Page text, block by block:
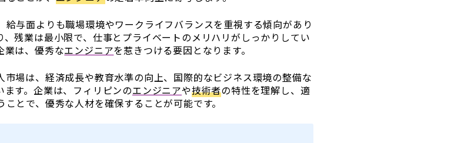
給与面よりも職場環境やワークライフバランスを重視する傾向があり
残業は最小限で、仕事とプライベートのメリハリがしっかりしてい
業は、優秀なエンジニアを惹きつける要因となります。
市場は、経済成長や教育水準の向上、国際的なビジネス環境の整備な
す。企業は、フィリピンのエンジニアや技術者の特性を理解し、適
とで、優秀な人材を確保することが可能です。